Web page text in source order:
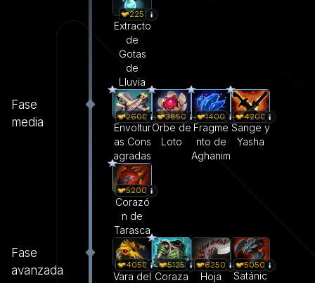
225
Extracto
de
Gotas
de
Lluvia
Fase
media
2600
Envoltur
as Cons
agradas
3850
Orbe de
Loto
1400
Fragme
nto de
Aghanim
4200
Sange y
Yasha
5200
Corazó
n de
Tarasca
Fase
avanzada
4050
Vara del
5125
Coraza
6250
Hoja
5050
Satánic